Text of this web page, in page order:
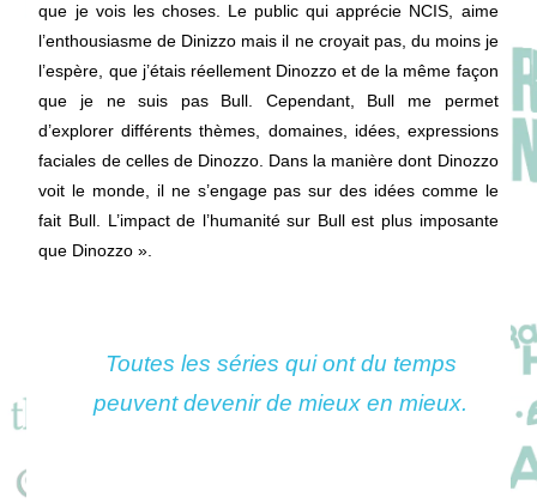
que je vois les choses. Le public qui apprécie NCIS, aime
l’enthousiasme de Dinizzo mais il ne croyait pas, du moins je
l’espère, que j’étais réellement Dinozzo et de la même façon
que je ne suis pas Bull. Cependant, Bull me permet
d’explorer différents thèmes, domaines, idées, expressions
faciales de celles de Dinozzo. Dans la manière dont Dinozzo
voit le monde, il ne s’engage pas sur des idées comme le
fait Bull. L’impact de l’humanité sur Bull est plus imposante
que Dinozzo ».
Toutes les séries qui ont du temps
peuvent devenir de mieux en mieux.